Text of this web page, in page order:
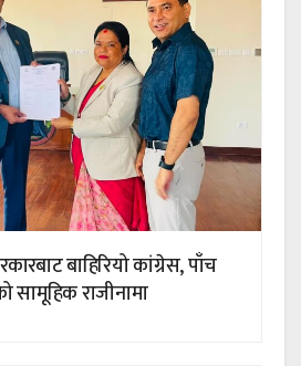
बाहिरियो कांग्रेस, पाँच
सामूहिक राजीनामा